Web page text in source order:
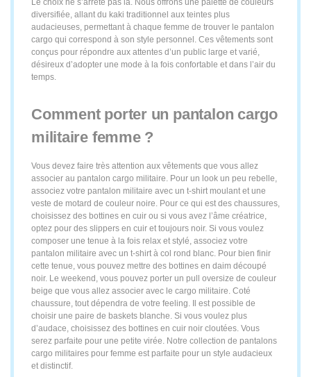
Le choix ne s’arrête pas là. Nous offrons une palette de couleurs
diversifiée, allant du kaki traditionnel aux teintes plus
audacieuses, permettant à chaque femme de trouver le pantalon
cargo qui correspond à son style personnel. Ces vêtements sont
conçus pour répondre aux attentes d’un public large et varié,
désireux d’adopter une mode à la fois confortable et dans l’air du
temps.
Comment porter un pantalon cargo
militaire femme ?
Vous devez faire très attention aux vêtements que vous allez
associer au pantalon cargo militaire. Pour un look un peu rebelle,
associez votre pantalon militaire avec un t-shirt moulant et une
veste de motard de couleur noire. Pour ce qui est des chaussures,
choisissez des bottines en cuir ou si vous avez l’âme créatrice,
optez pour des slippers en cuir et toujours noir. Si vous voulez
composer une tenue à la fois relax et stylé, associez votre
pantalon militaire avec un t-shirt à col rond blanc. Pour bien finir
cette tenue, vous pouvez mettre des bottines en daim découpé
noir. Le weekend, vous pouvez porter un pull oversize de couleur
beige que vous allez associer avec le cargo militaire. Coté
chaussure, tout dépendra de votre feeling. Il est possible de
choisir une paire de baskets blanche. Si vous voulez plus
d’audace, choisissez des bottines en cuir noir cloutées. Vous
serez parfaite pour une petite virée. Notre collection de pantalons
cargo militaires pour femme est parfaite pour un style audacieux
et distinctif.